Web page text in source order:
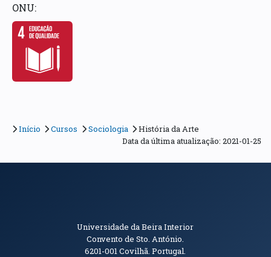
ONU:
Início Cursos Sociologia
História da Arte
Data da última atualização: 2021-01-25
Informações de Contacto
Universidade da Beira Interior
Convento de Sto. António.
6201-001Covilhã. Portugal.